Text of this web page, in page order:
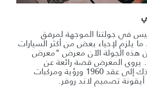
في جولتنا الموجهة لمرفق
يلزم لإحياء بعض من أكثر السيارات
هذه الجولة الآن معرض "معرض
المعرض قصة رائعة عن
التعاون، حيث يأخذك إلى عقد 1960 ورؤية ومركبات
تصميم لاند روفر.